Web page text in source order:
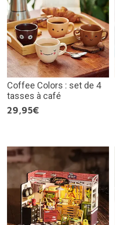
Coffee Colors : set de 4
tasses à café
29,95€